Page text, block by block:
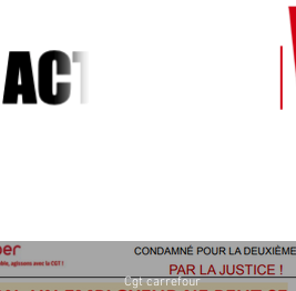
Cgt carrefour